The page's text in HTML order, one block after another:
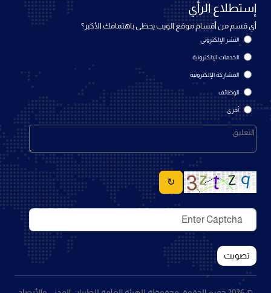
إستطلاع الرأي
أي قسم من أقسام موقع الويب يحظى باهتمامك الأكبر؟
النشر الإلكتروني
الخدمات الإلكترونية
المشاركة الإلكترونية
الوظائف
أخرى
↻
تصويت